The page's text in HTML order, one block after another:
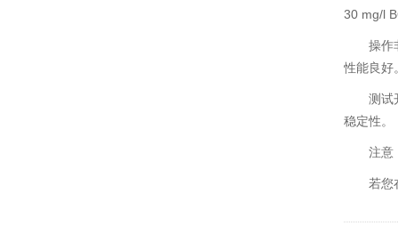
30 mg/l
操作
性能良好
测试
稳定性。
注意
若您